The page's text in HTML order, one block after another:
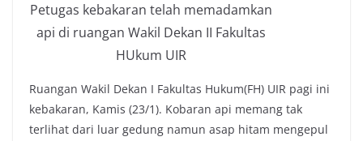
Petugas kebakaran telah memadamkan
api di ruangan Wakil Dekan II Fakultas
HUkum UIR
Ruangan Wakil Dekan I Fakultas Hukum(FH) UIR pagi ini
kebakaran, Kamis (23/1). Kobaran api memang tak
terlihat dari luar gedung namun asap hitam mengepul